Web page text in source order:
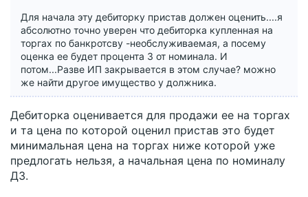
Для начала эту дебиторку пристав должен оценить....я
абсолютно точно уверен что дебиторка купленная на
торгах по банкротсву -необслуживаемая, а посему
оценка ее будет процента 3 от номинала. И
потом...Разве ИП закрывается в этом случае? можно
же найти другое имущество у должника.
Дебиторка оценивается для продажи ее на торгах
и та цена по которой оценил пристав это будет
минимальная цена на торгах ниже которой уже
предлогать нельзя, а начальная цена по номиналу
ДЗ.